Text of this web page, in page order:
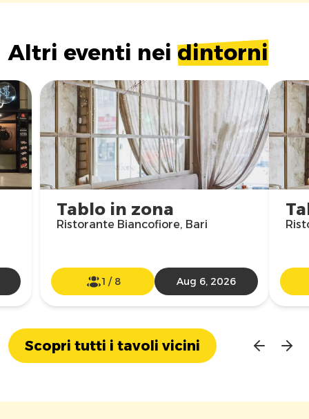
Altri eventi nei dintorni
Tablo in zona
Ristorante Biancofiore, Bari
1 / 8 Aug 6, 2026
Scopri tutti i tavoli vicini